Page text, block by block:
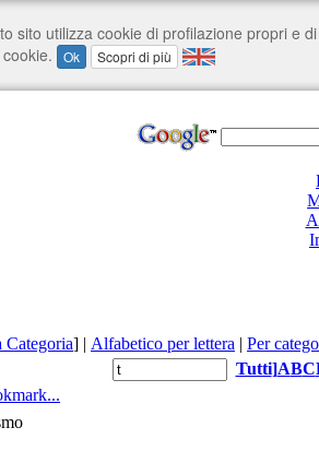
Categoria] | Alfabetico per lettera | Per
Tutti]ABC